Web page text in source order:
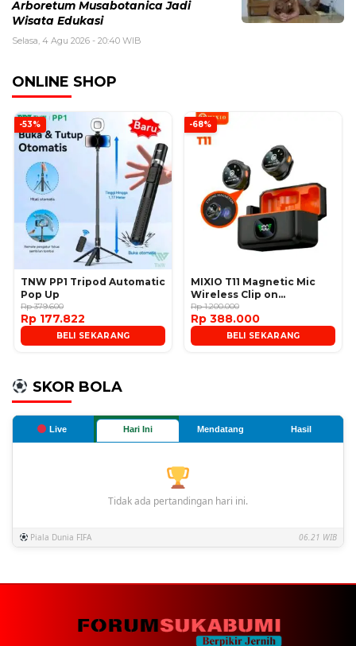
Arboretum Musabotanica Jadi
Wisata Edukasi
Selasa, 4 Agu 2026 - 20:40 WIB
ONLINE SHOP
-53%
TNW PP1 Tripod Automatic
Pop Up
Rp 379.600
Rp 177.822
BELI SEKARANG
-68%
MIXIO T11 Magnetic Mic
Wireless Clip on
Microphone
Rp 1.200.000
Rp 388.000
BELI SEKARANG
SKOR BOLA
Live Hari Ini Mendatang Hasil
Tidak ada pertandingan hari ini.
Piala Dunia FIFA 06.21 WIB